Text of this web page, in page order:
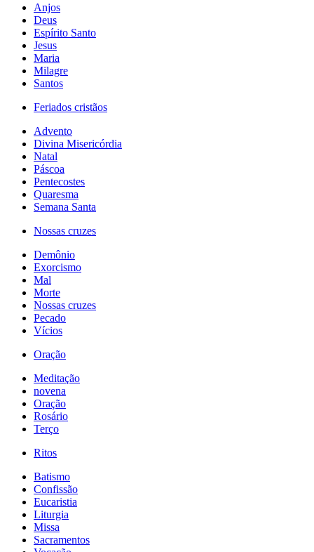
Anjos
Deus
Espírito Santo
Jesus
Maria
Milagre
Santos
Feriados cristãos
Advento
Divina Misericórdia
Natal
Páscoa
Pentecostes
Quaresma
Semana Santa
Nossas cruzes
Demônio
Exorcismo
Mal
Morte
Nossas cruzes
Pecado
Vícios
Oração
Meditação
novena
Oração
Rosário
Terço
Ritos
Batismo
Confissão
Eucaristia
Liturgia
Missa
Sacramentos